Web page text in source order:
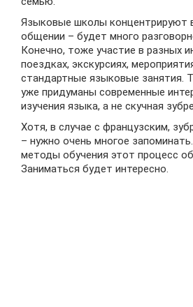
Языковые школы концентрируют
общении – будет много
Конечно, тоже участие в разных
поездках, экскурсиях,
стандартные языковые занятия.
уже придуманы современные
изучения языка, а не скучная
Хотя, в случае с французским,
– нужно очень многое
методы обучения этот процесс
Заниматься будет интересно.